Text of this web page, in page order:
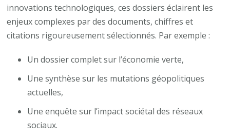
innovations technologiques, ces dossiers éclairent les
enjeux complexes par des documents, chiffres et
citations rigoureusement sélectionnés. Par exemple :
Un dossier complet sur l’économie verte,
Une synthèse sur les mutations géopolitiques
actuelles,
Une enquête sur l’impact sociétal des réseaux
sociaux.